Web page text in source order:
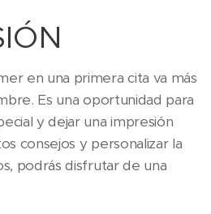
en una primera cita va más
Es una oportunidad para
y dejar una impresión
consejos y personalizar la
podrás disfrutar de una